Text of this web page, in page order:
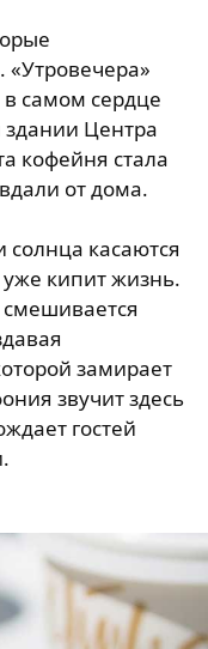
«Утровечера»
самом сердце
здании Центра
кофейня стала
от дома.
касаются
уже кипит жизнь.
замирает
звучит здесь
гостей